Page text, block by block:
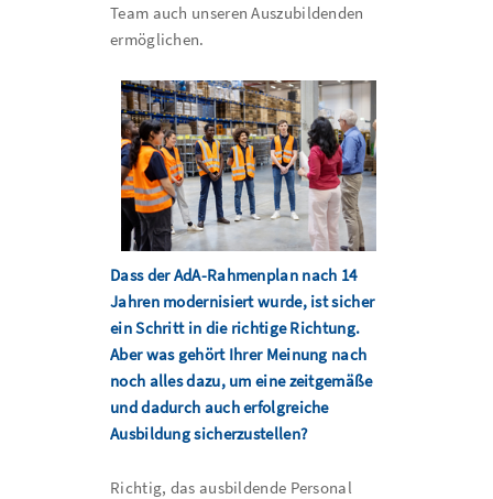
Team auch unseren Auszubildenden
ermöglichen.
Dass der AdA-Rahmenplan nach 14
Jahren modernisiert wurde, ist sicher
ein Schritt in die richtige Richtung.
Aber was gehört Ihrer Meinung nach
noch alles dazu, um eine zeitgemäße
und dadurch auch erfolgreiche
Ausbildung sicherzustellen?
Richtig, das ausbildende Personal